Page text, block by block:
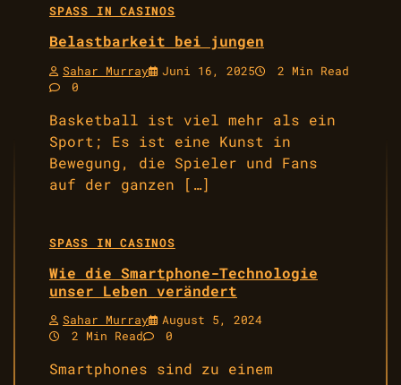
SPASS IN CASINOS
Belastbarkeit bei jungen
Sahar Murray Juni 16, 2025
2 Min Read
0
Basketball ist viel mehr als ein
Sport; Es ist eine Kunst in
Bewegung, die Spieler und Fans
auf der ganzen […]
SPASS IN CASINOS
Wie die Smartphone-Technologie
unser Leben verändert
Sahar Murray
August 5, 2024
2 Min Read
0
Smartphones sind zu einem